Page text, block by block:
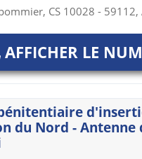
CS 10028 -
AFFICHER LE
du Nord - Antenne